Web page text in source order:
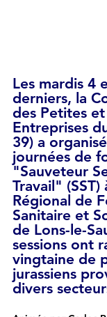
Les mardis 4
derniers, la
des Petites
Entreprises
39) a
journées de
"Sauveteur
Travail"
Régional de
Sanitaire et
de Lons-le-
sessions ont
vingtaine de
jurassiens
divers